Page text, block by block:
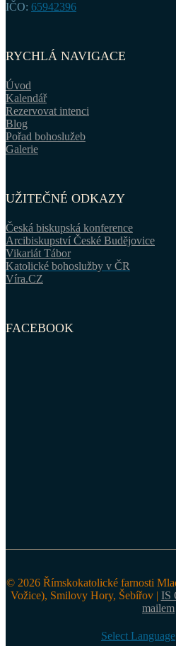
IČO: 65942396
RYCHLÁ NAVIGACE
Úvod
Kalendář
Rezervovat intenci
Blog
Pořad bohoslužeb
Galerie
UŽITEČNÉ ODKAZY
Česká biskupská konference
Arcibiskupství České Budějovice
Vikariát Tábor
Katolické bohoslužby v ČR
Víra.CZ
FACEBOOK
© 2026 Římskokatolické farnosti
Vožice), Smilovy Hory, Šebířov | IS
mailem
Select Language